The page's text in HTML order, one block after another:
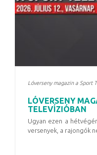
Lóverseny magazin a Sport
LÓVERSENY
TELEVÍZIÓBAN
Ugyan ezen a
versenyek, a rajongók